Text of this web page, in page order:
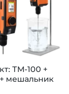
ТМ-100 +
мешальник